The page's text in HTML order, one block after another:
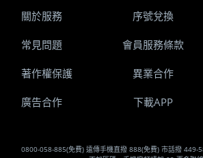
0800-058-885(免費) 遠傳手機直撥 888(免費) 市話撥 449-
關於服務 序號兌換
常見問題 會員服務條款
著作權保護 異業合作
廣告合作 下載APP